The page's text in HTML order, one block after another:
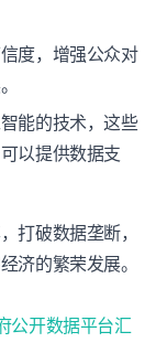
度，增强公众对
能的技术，这些
以提供数据支
打破数据垄断，
济的繁荣发展。
公开数据平台汇